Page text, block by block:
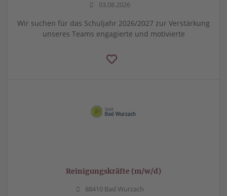
03.08.2026
Wir suchen für das Schuljahr 2026/2027 zur Verstärkung
unseres Teams engagierte und motivierte
Reinigungskräfte (m/w/d)
88410 Bad Wurzach